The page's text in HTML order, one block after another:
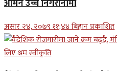
अमिन उच्च निगरानीमा
असार २४, २०७९ ११;४४ बिहान प्रकाशित